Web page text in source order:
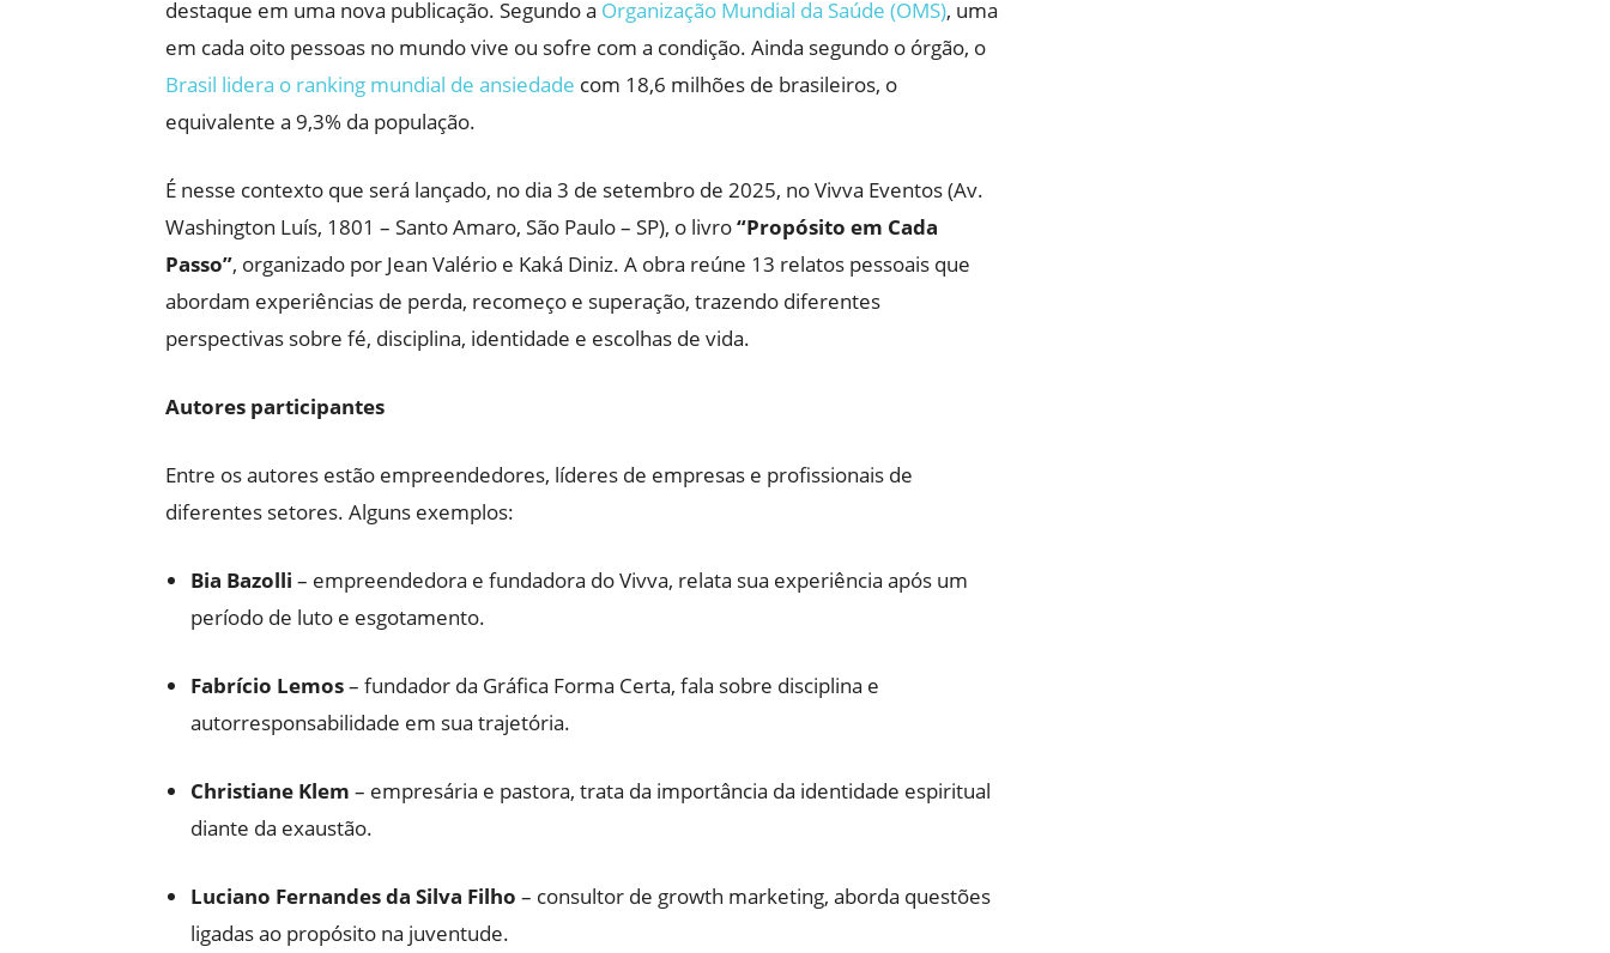
destaque em uma nova publicação. Segundo a Organização Mundial da Saúde (OMS), uma
em cada oito pessoas no mundo vive ou sofre com a condição. Ainda segundo o órgão, o
Brasil lidera o ranking mundial de ansiedade com 18,6 milhões de brasileiros, o
equivalente a 9,3% da população.
É nesse contexto que será lançado, no dia 3 de setembro de 2025, no Vivva Eventos (Av.
Washington Luís, 1801 – Santo Amaro, São Paulo – SP), o livro“Propósito em Cada
Passo”, organizado por Jean Valério e Kaká Diniz. A obra reúne 13 relatos pessoais que
abordam experiências de perda, recomeço e superação, trazendo diferentes
perspectivas sobre fé, disciplina, identidade e escolhas de vida.
Autores participantes
Entre os autores estão empreendedores, líderes de empresas e profissionais de
diferentes setores. Alguns exemplos:
Bia Bazolli – empreendedora e fundadora do Vivva, relata sua experiência após um
período de luto e esgotamento.
Fabrício Lemos– fundador da Gráfica Forma Certa, fala sobre disciplina e
autorresponsabilidade em sua trajetória.
Christiane Klem – empresária e pastora, trata da importância da identidade espiritual
diante da exaustão.
Luciano Fernandes da Silva Filho – consultor de growth marketing, aborda questões
ligadas ao propósito na juventude.